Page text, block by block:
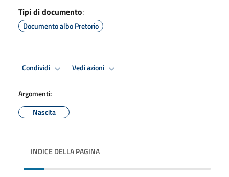
Tipi di documento:
Documento albo Pretorio
Condividi Vedi azioni
Argomenti:
Nascita
INDICE DELLA PAGINA